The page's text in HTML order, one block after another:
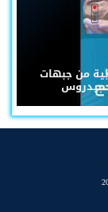
من جبهات
عيدروس